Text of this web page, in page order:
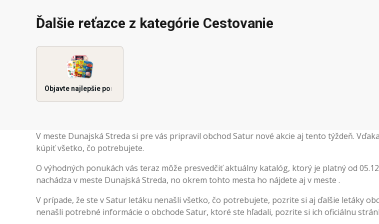
Ďalšie reťazce z kategórie Cestovanie
Objavte najlepšie ponuky
V meste Dunajská Streda si pre vás pripravil obchod Satur nové akcie aj tento týždeň.
kúpiť všetko, čo potrebujete.
O výhodných ponukách vás teraz môže presvedčiť aktuálny katalóg, ktorý je platný od
nachádza v meste Dunajská Streda, no okrem tohto mesta ho nájdete aj v meste .
V prípade, že ste v Satur letáku nenašli všetko, čo potrebujete, pozrite si aj ďalšie letáky
nenašli potrebné informácie o obchode Satur, ktoré ste hľadali, pozrite si ich oficiálnu